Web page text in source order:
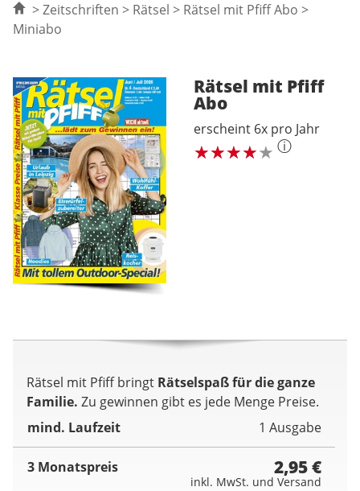
Zeitschriften Rätsel
Rätsel mit Pfiff Abo
Miniabo
Rätsel mit Pfiff
Abo
erscheint 6x pro Jahr
ⓘ
Rätsel mit Pfiff bringt Rätselspaß für die ganze
Familie. Zu gewinnen gibt es jede Menge Preise.
mind. Laufzeit
1 Ausgabe
3 Monatspreis 2,95 €
inkl. MwSt. und Versand